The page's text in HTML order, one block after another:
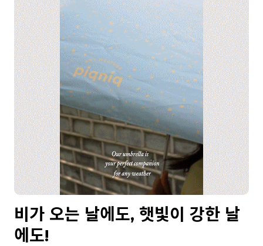
비가 오는 날에도, 햇빛이 강한 날
에도!